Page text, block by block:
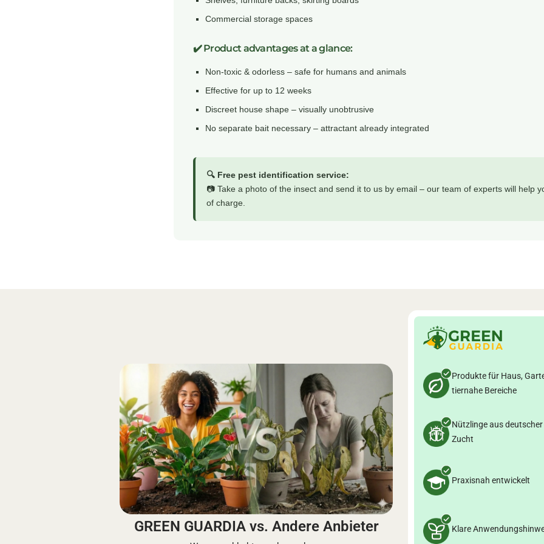
Commercial storage spaces
✔️ Product advantages at a glance:
Non-toxic & odorless – safe for humans and animals
Effective for up to 12 weeks
Discreet house shape – visually unobtrusive
No separate bait necessary – attractant already integrated
🔍 Free pest identification service:
📷 Take a photo of the insect and send it to us by email – our team of experts will help
of charge.
GREEN GUARDIA vs. Andere Anbieter
Produkte für Haus,
tiernahe Bereiche
Nützlinge aus deutscher
Zucht
Praxisnah entwickelt
Klare